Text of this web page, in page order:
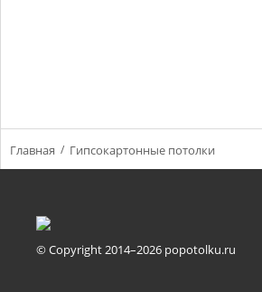
Главная Гипсокартонные потолки
© Copyright 2014–2026 popotolku.ru